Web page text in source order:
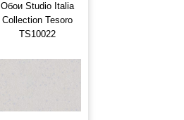
Обои Studio Italia
Collection Tesoro
TS10022